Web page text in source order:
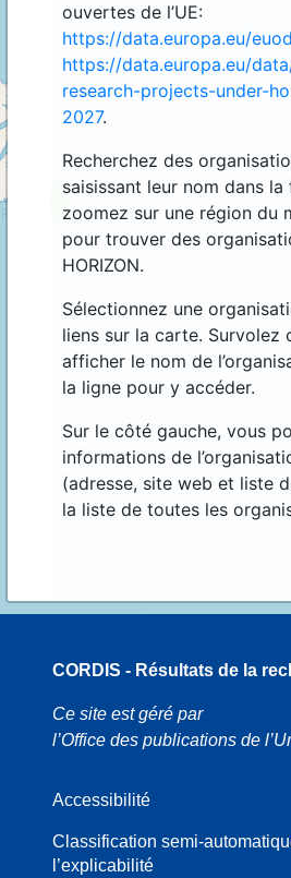
ouvertes de l’UE:
https://data.europa.eu/
https://data.europa.eu/
research-projects-under-
2027.
Recherchez des
saisissant leur nom dans
zoomez sur une région du
pour trouver des
HORIZON.
Sélectionnez une
liens sur la carte. Survolez
afficher le nom de
la ligne pour y accéder.
Sur le côté gauche, vous
informations de
(adresse, site web et liste
la liste de toutes les
CORDIS - Résultats de la
Ce site est géré par
l’Office des publications de
Accessibilité
Classification semi-
l’explicabilité